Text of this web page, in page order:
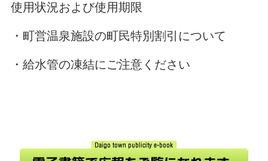
使用状況および使用期限
・町営温泉施設の町民特別割引について
・給水管の凍結にご注意ください